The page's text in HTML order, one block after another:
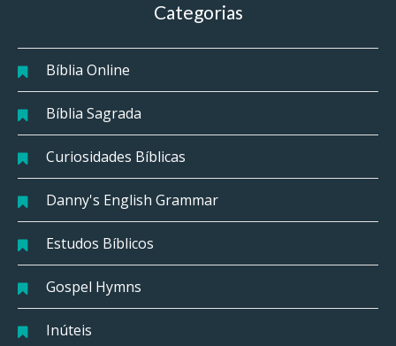
Categorias
Bíblia Online
Bíblia Sagrada
Curiosidades Bíblicas
Danny's English Grammar
Estudos Bíblicos
Gospel Hymns
Inúteis